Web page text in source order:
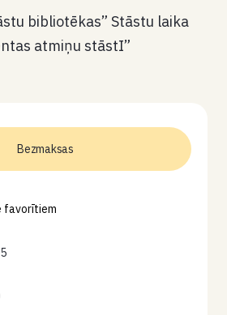
bibliotēkas” Stāstu laika
atmiņu stāstI”
Bezmaksas
favorītiem